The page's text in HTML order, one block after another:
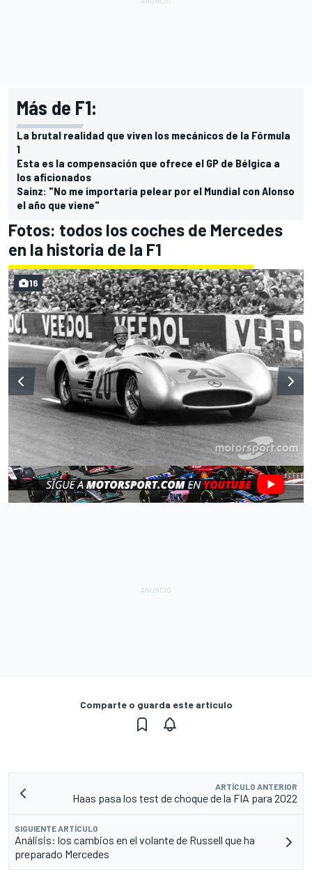
Más de F1:
La brutal realidad que viven los mecánicos de la Fórmula
1
Esta es la compensación que ofrece el GP de Bélgica a
los aficionados
Sainz: "No me importaría pelear por el Mundial con Alonso
el año que viene"
Fotos: todos los coches de Mercedes
en la historia de la F1
16
Comparte o guarda este artículo
ARTÍCULO ANTERIOR
Haas pasa los test de choque de la FIA para 2022
SIGUIENTE ARTÍCULO
Análisis: los cambios en el volante de Russell que ha
preparado Mercedes